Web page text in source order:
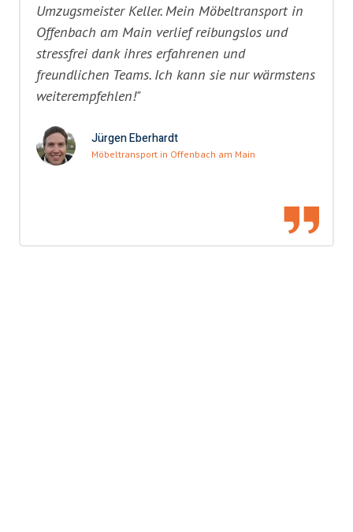
Umzugsmeister Keller. Mein Möbeltransport in
Offenbach am Main verlief reibungslos und
stressfrei dank ihres erfahrenen und
freundlichen Teams. Ich kann sie nur wärmstens
weiterempfehlen!"
Jürgen Eberhardt
Möbeltransport in Offenbach am Main